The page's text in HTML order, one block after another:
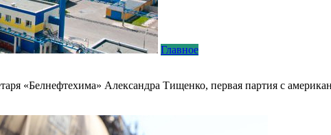
Главное
«Белнефтехима» Александра Тищенко, первая партия с